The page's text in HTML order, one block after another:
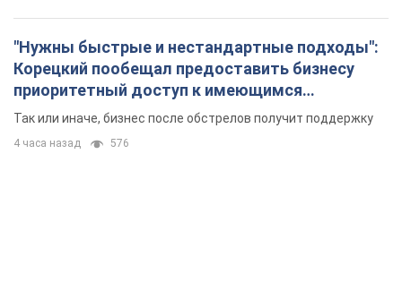
"Нужны быстрые и нестандартные подходы":
Корецкий пообещал предоставить бизнесу
приоритетный доступ к имеющимся
складским помещениям
Так или иначе, бизнес после обстрелов получит поддержку
4 часа назад 576